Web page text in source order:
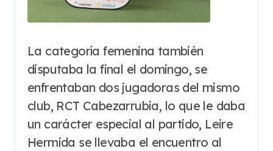
La categoría femenina también
disputaba la final el domingo, se
enfrentaban dos jugadoras del mismo
club, RCT Cabezarrubia, lo que le daba
un carácter especial al partido, Leire
Hermida se llevaba el encuentro al